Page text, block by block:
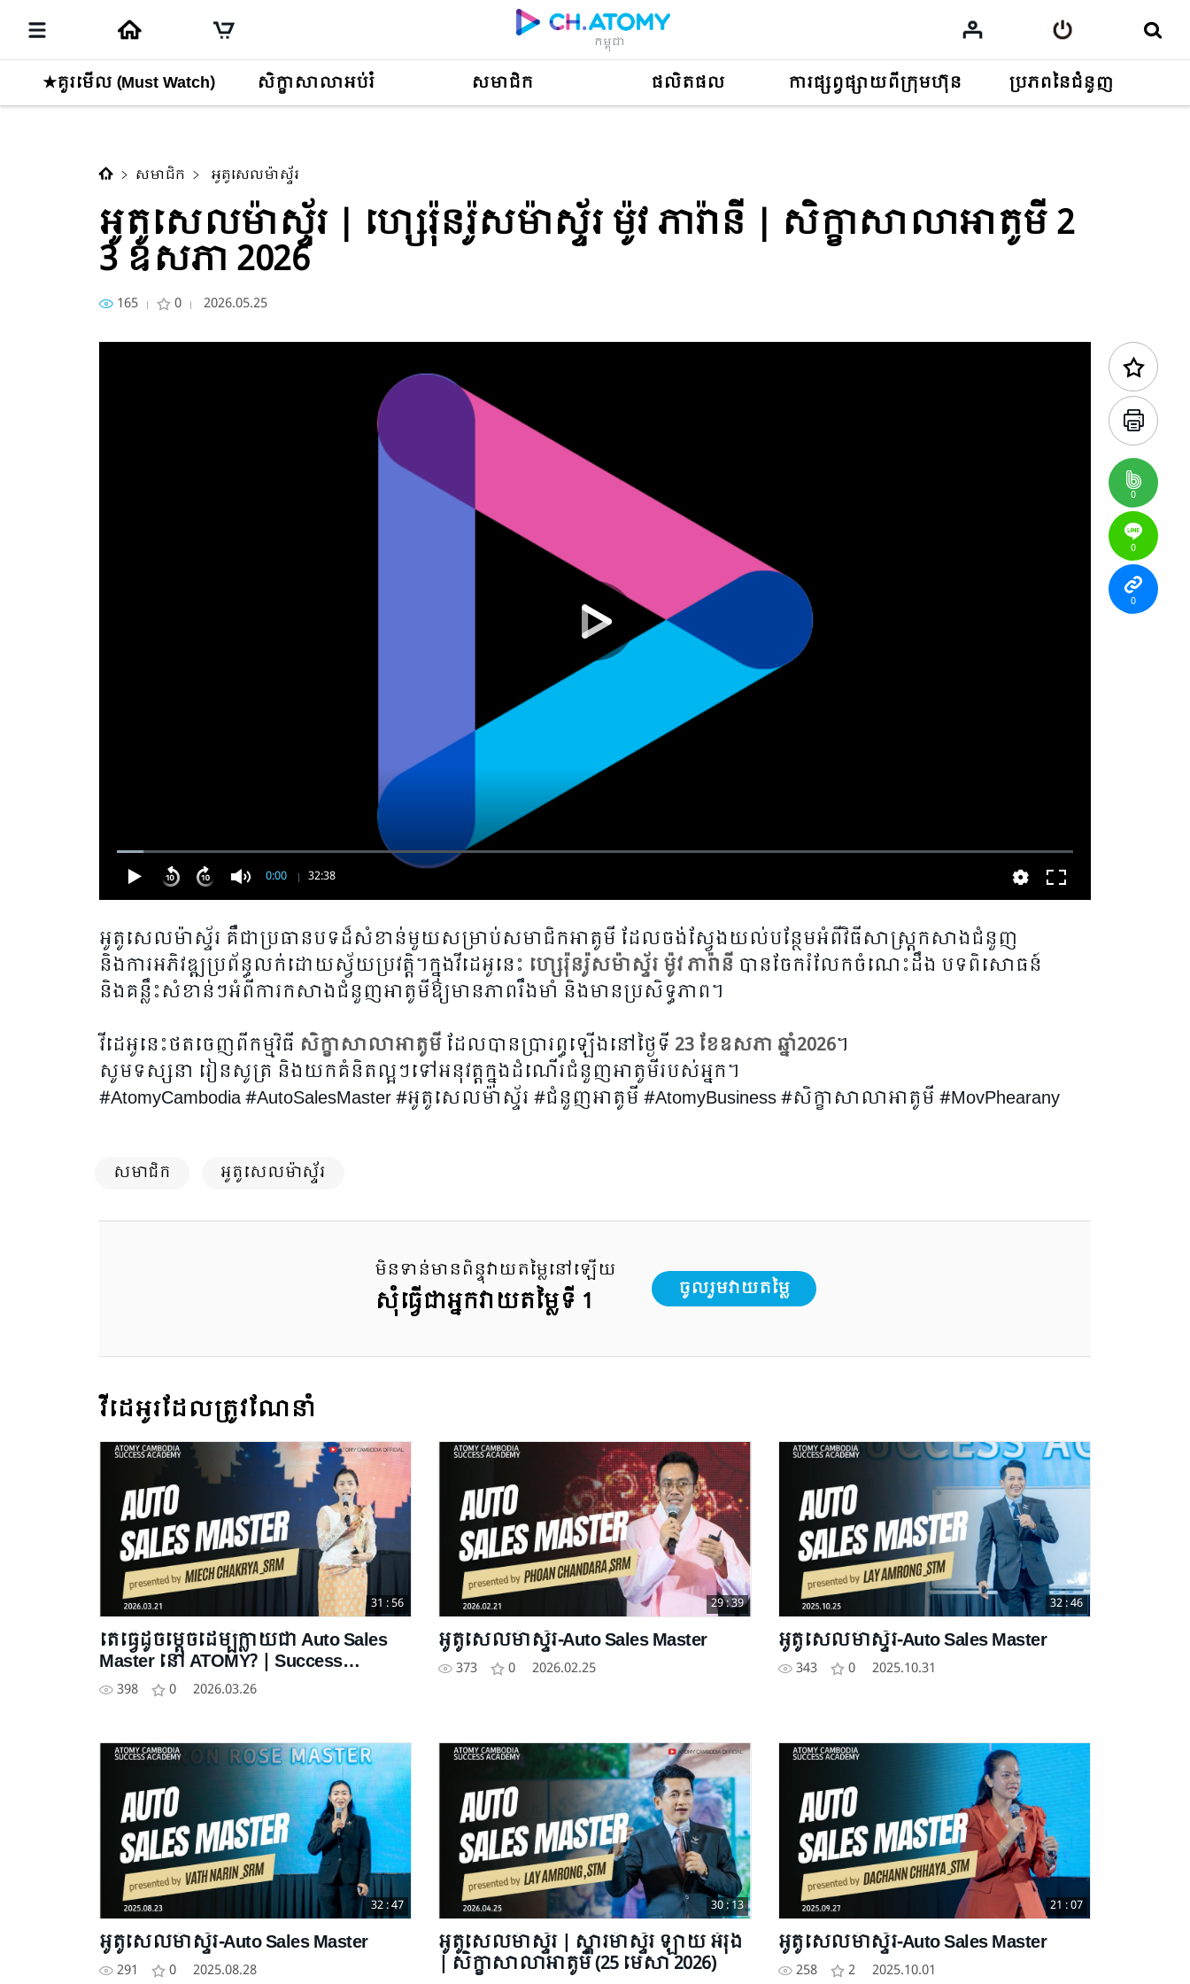
កម្ពុជា
★គួរមើល (Must Watch) សិក្ខាសាលាអប់រំ សមាជិក ផលិតផល ការផ្សព្វផ្សាយពីក្រុមហ៊ុន ប្រភពនៃជំនួញ
អូតូសេលម៉ាស្ទ័រ | ហ្សេរ៉ុនរ៉ូសម៉ាស្ទ័រ ម៉ូវ ភារ៉ានី | សិក្ខាសាលាអាតូមី 23 ឧសភា 2026
មាតិកាបន្ទាប់ មាតិកាមុន
សមាជិក អូតូសេលម៉ាស្ទ័រ
អូតូសេលម៉ាស្ទ័រ | ហ្សេរ៉ុនរ៉ូសម៉ាស្ទ័រ ម៉ូវ ភារ៉ានី | សិក្ខាសាលាអាតូមី 2
3 ឧសភា 2026
165 0 2026.05.25
0:00 32:38
អូតូសេលម៉ាស្ទ័រ គឺជាប្រធានបទដ៏សំខាន់មួយសម្រាប់សមាជិកអាតូមី ដែលចង់ស្វែងយល់បន្ថែមអំពីវិធីសាស្ត្រកសាងជំនួញ
និងការអភិវឌ្ឍប្រព័ន្ធលក់ដោយស្វ័យប្រវត្តិ។ក្នុងវីដេអូនេះ ហ្សេរ៉ុនរ៉ូសម៉ាស្ទ័រ ម៉ូវ ភារ៉ានី បានចែករំលែកចំណេះដឹង បទពិសោធន៍
និងគន្លឹះសំខាន់ៗអំពីការកសាងជំនួញអាតូមីឱ្យមានភាពរឹងមាំ និងមានប្រសិទ្ធភាព។
វីដេអូនេះថតចេញពីកម្មវិធី សិក្ខាសាលាអាតូមីដែលបានប្រារព្ធឡើងនៅថ្ងៃទី 23 ខែឧសភា ឆ្នាំ2026។
សូមទស្សនា រៀនសូត្រ និងយកគំនិតល្អៗទៅអនុវត្តក្នុងដំណើរជំនួញអាតូមីរបស់អ្នក។
#AtomyCambodia #AutoSalesMaster #អូតូសេលម៉ាស្ទ័រ #ជំនួញអាតូមី #AtomyBusiness #សិក្ខាសាលាអាតូមី #MovPhearany
សមាជិក អូតូសេលម៉ាស្ទ័រ
មិនទាន់មានពិន្ទុវាយតម្លៃនៅឡើយ
សុំធ្វើជាអ្នកវាយតម្លៃទី 1 ចូលរួមវាយតម្លៃ
វីដេអូរដែលត្រូវណែនាំ
តើធ្វើដូចម្តេចដើម្បីក្លាយជា Auto Sales
Master នៅ ATOMY? | Success
Academy Cambodia
398 0 2026.03.26
31 : 56
អូតូសេលម៉ាស្ទ័រ-Auto Sales Master
373 0 2026.02.25
29 : 39
អូតូសេលម៉ាស្ទ័រ-Auto Sales Master
343 0 2025.10.31
32 : 46
អូតូសេលម៉ាស្ទ័រ-Auto Sales Master
291 0 2025.08.28
32 : 47
អូតូសេលម៉ាស្ទ័រ | ស្តារម៉ាស្ទ័រ ឡាយ អំរុង
| សិក្ខាសាលាអាតូមី (25 មេសា 2026)
30 : 13
អូតូសេលម៉ាស្ទ័រ-Auto Sales Master
258 2 2025.10.01
21 : 07